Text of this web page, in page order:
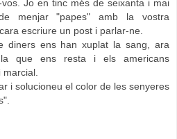
Jo en tinc més de seixanta i mai
menjar "papes" amb la vostra
escriure un post i parlar-ne.
diners ens han xuplat la sang, ara
que ens resta i els americans
i solucioneu el color de les senyeres